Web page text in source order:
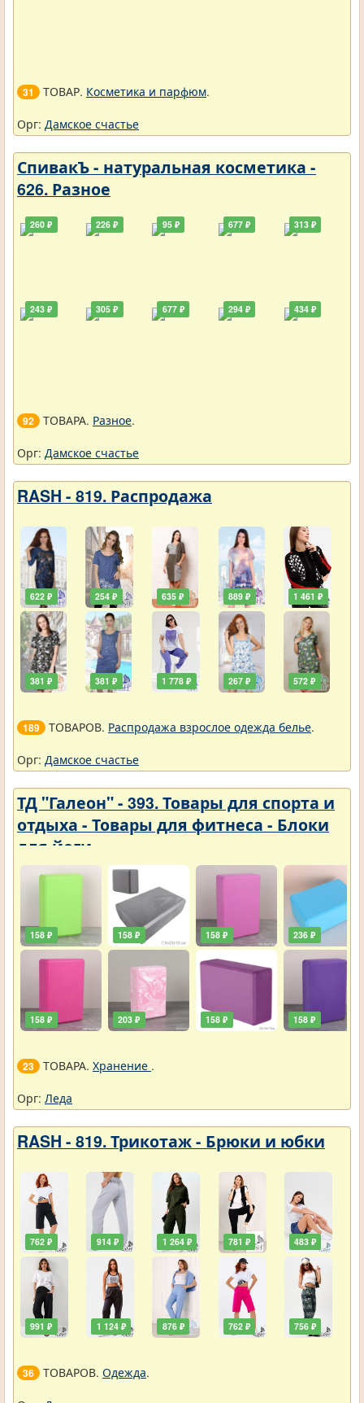
31 ТОВАР. Косметика и парфюм.
Орг: Дамское счастье
СпивакЪ - натуральная косметика -
626. Разное
260 ₽
243 ₽
226 ₽
305 ₽
95 ₽
677 ₽
677 ₽
294 ₽
313 ₽
434 ₽
92 ТОВАРА. Разное.
Орг: Дамское счастье
RASH - 819. Распродажа
622 ₽
381 ₽
254 ₽
381 ₽
635 ₽
1 778 ₽
889 ₽
267 ₽
1 461 ₽
572 ₽
189 ТОВАРОВ. Распродажа взрослое одежда белье.
Орг: Дамское счастье
ТД "Галеон" - 393. Товары для спорта и
отдыха - Товары для фитнеса - Блоки
для йоги
158 ₽
158 ₽
158 ₽
203 ₽
158 ₽
158 ₽
236 ₽
158 ₽
23 ТОВАРА. Хранение .
Орг: Леда
RASH - 819. Трикотаж - Брюки и юбки
762 ₽
991 ₽
914 ₽
1 124 ₽
1 264 ₽
876 ₽
781 ₽
762 ₽
483 ₽
756 ₽
36 ТОВАРОВ. Одежда.